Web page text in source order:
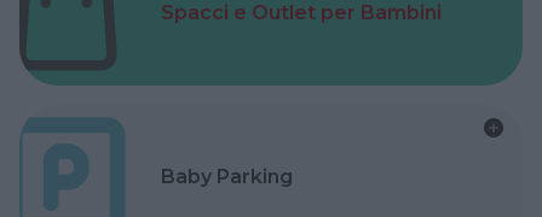
Spacci e Outlet per Bambini
Baby Parking